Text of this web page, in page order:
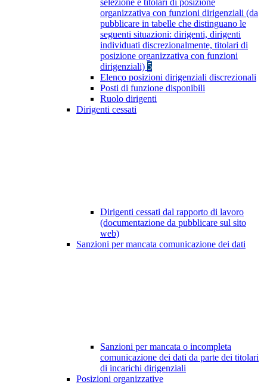
selezione e titolari di posizione
organizzativa con funzioni dirigenziali (da
pubblicare in tabelle che distinguano le
seguenti situazioni: dirigenti, dirigenti
individuati discrezionalmente, titolari di
posizione organizzativa con funzioni
dirigenziali) 5
Elenco posizioni dirigenziali discrezionali
Posti di funzione disponibili
Ruolo dirigenti
Dirigenti cessati
Dirigenti cessati dal rapporto di lavoro
(documentazione da pubblicare sul sito
web)
Sanzioni per mancata comunicazione dei dati
Sanzioni per mancata o incompleta
comunicazione dei dati da parte dei titolari
di incarichi dirigenziali
Posizioni organizzative